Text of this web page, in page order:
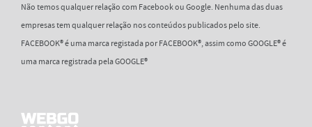
Não temos qualquer relação com Facebook ou Google. Nenhuma das duas
empresas tem qualquer relação nos conteúdos publicados pelo site.
FACEBOOK® é uma marca registada por FACEBOOK®, assim como GOOGLE® é
uma marca registrada pela GOOGLE®